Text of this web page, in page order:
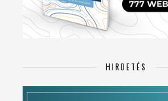
HIRDETÉS